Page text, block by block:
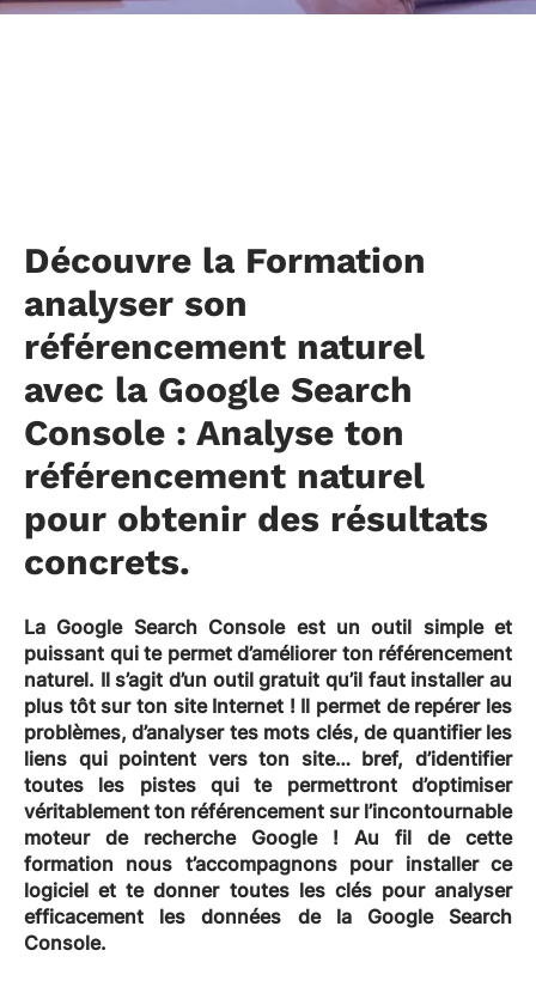
Découvre la Formation
analyser son
référencement naturel
avec la Google Search
Console : Analyse ton
référencement naturel
pour obtenir des résultats
concrets.
La Google Search Console est un outil simple et
puissant qui te permet d’améliorer ton référencement
naturel. Il s’agit d’un outil gratuit qu’il faut installer au
plus tôt sur ton site Internet ! Il permet de repérer les
problèmes, d’analyser tes mots clés, de quantifier les
liens qui pointent vers ton site… bref, d’identifier
toutes les pistes qui te permettront d’optimiser
véritablement ton référencement sur l’incontournable
moteur de recherche Google ! Au fil de cette
formation nous t’accompagnons pour installer ce
logiciel et te donner toutes les clés pour analyser
efficacement les données de la Google Search
Console.